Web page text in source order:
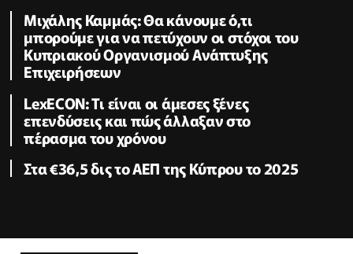
Μιχάλης Καμμάς: Θα κάνουμε ό,τι
μπορούμε για να πετύχουν οι στόχοι του
Κυπριακού Οργανισμού Ανάπτυξης
Επιχειρήσεων
LexECON: Τι είναι οι άμεσες ξένες
επενδύσεις και πώς άλλαξαν στο
πέρασμα του χρόνου
Στα €36,5 δις το ΑΕΠ της Κύπρου το 2025